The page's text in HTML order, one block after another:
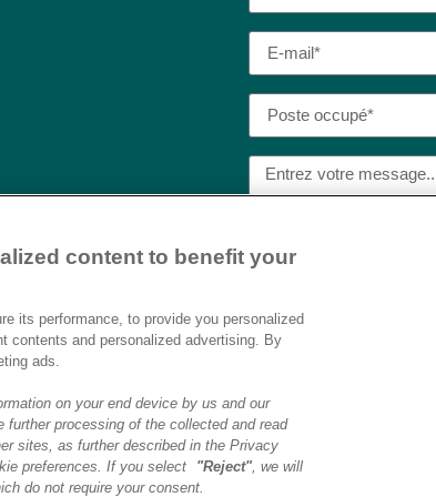
Destination AI.​
légales|Politique de confidentialité|Préférences cookies
content to benefit your
its performance, to provide you personalized
contents and personalized advertising. By
ads.
on your end device by us and our
further processing of the collected and read
sites, as further described in the Privacy
preferences. If you select
"Reject", we will
do not require your consent.